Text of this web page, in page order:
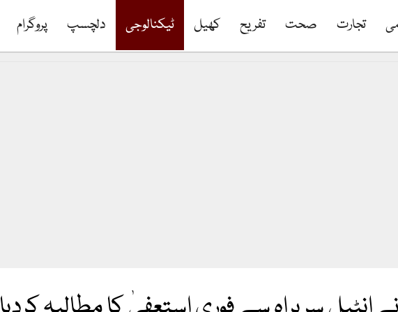
تجارت صحت تفریح کھیل ٹیکنالوجی دلچسپ پروگرام